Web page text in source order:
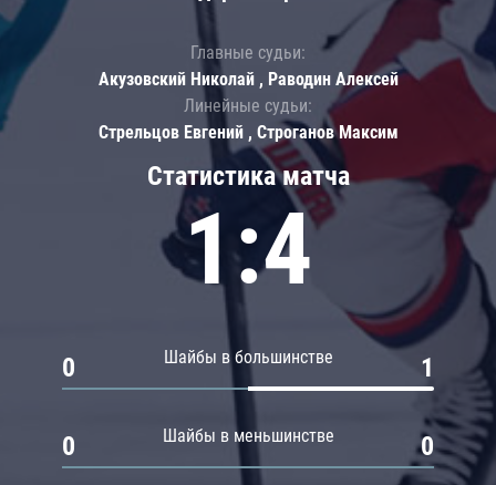
Статистика матча
1:4
Шайбы в большинстве
0 1
Шайбы в меньшинстве
0 0
Главные судьи:
Акузовский Николай , Раводин Алексей
Линейные судьи:
Стрельцов Евгений , Строганов Максим